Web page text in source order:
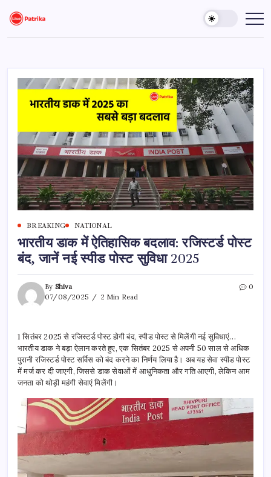
content
Live
Patrika
Breaking
Latest
BREAKING NATIONAL
भारतीय डाक में ऐतिहासिक बदलाव: रजिस्टर्ड पोस्ट
बंद, जानें नई स्पीड पोस्ट सुविधा 2025
By Shiva
07/08/2025
2 Min Read
0
1 सितंबर 2025 से रजिस्टर्ड पोस्ट होगी बंद, स्पीड पोस्ट से मिलेंगी नई सुविधाएं…
भारतीय डाक ने बड़ा ऐलान करते हुए, एक सितंबर 2025 से अपनी 50 साल से अधिक
पुरानी रजिस्टर्ड पोस्ट सर्विस को बंद करने का निर्णय लिया है। अब यह सेवा स्पीड पोस्ट
में मर्ज कर दी जाएगी, जिससे डाक सेवाओं में आधुनिकता और गति आएगी, लेकिन आम
जनता को थोड़ी महंगी सेवाएं मिलेंगी।